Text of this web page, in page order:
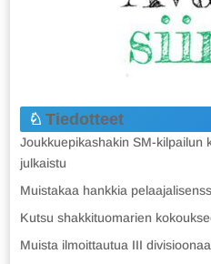
Tiedotteet
Joukkuepikashakin SM-kilpailun
julkaistu
Muistakaa hankkia
Kutsu shakkituomarien
Muista ilmoittautua III